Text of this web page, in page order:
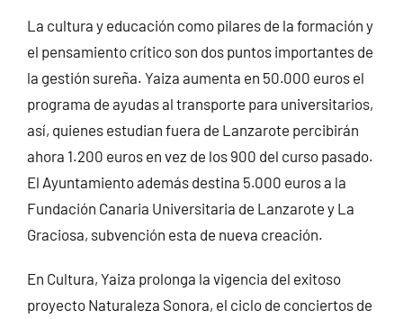
La cultura y educación como pilares de la formación y
el pensamiento crítico son dos puntos importantes de
la gestión sureña. Yaiza aumenta en 50.000 euros el
programa de ayudas al transporte para universitarios,
así, quienes estudian fuera de Lanzarote percibirán
ahora 1.200 euros en vez de los 900 del curso pasado.
El Ayuntamiento además destina 5.000 euros a la
Fundación Canaria Universitaria de Lanzarote y La
Graciosa, subvención esta de nueva creación.
En Cultura, Yaiza prolonga la vigencia del exitoso
proyecto Naturaleza Sonora, el ciclo de conciertos de